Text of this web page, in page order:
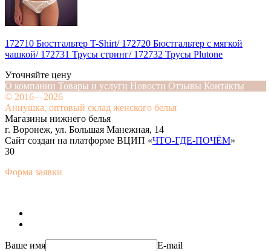
172710 Бюстгальтер T-Shirt/ 172720 Бюстгальтер с мягкой
чашкой/ 172731 Трусы стринг/ 172732 Трусы Plutone
Уточняйте цену
О компании Товары и услуги Новости Отзывы Контакты
© 2016—2026
Аннушка, оптовый склад женского белья
Магазины нижнего белья
г. Воронеж, ул. Большая Манежная, 14
Сайт создан на платформе ВЦИП «ЧТО-ГДЕ-ПОЧЁМ»
30
Форма заявки
Ваше имя
E-mail